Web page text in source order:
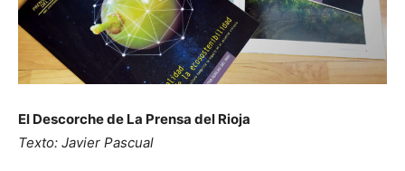
El Descorche de La Prensa del Rioja
Texto: Javier Pascual